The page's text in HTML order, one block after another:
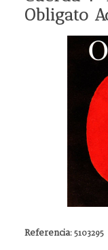
Obligato
Referencia:5103295